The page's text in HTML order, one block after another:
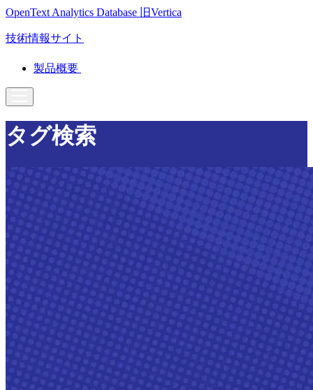
OpenText Analytics Database 旧Vertica
技術情報サイト
製品概要
タグ検索